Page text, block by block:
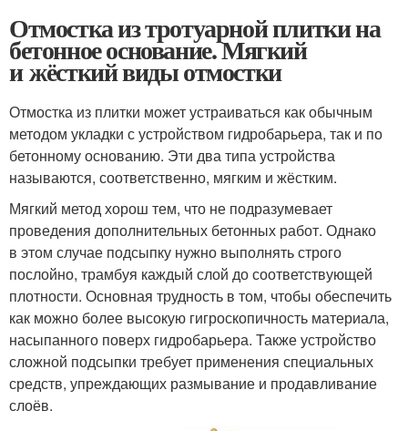
Отмостка из тротуарной плитки на
бетонное основание. Мягкий
и жёсткий виды отмостки
Отмостка из плитки может устраиваться как обычным
методом укладки с устройством гидробарьера, так и по
бетонному основанию. Эти два типа устройства
называются, соответственно, мягким и жёстким.
Мягкий метод хорош тем, что не подразумевает
проведения дополнительных бетонных работ. Однако
в этом случае подсыпку нужно выполнять строго
послойно, трамбуя каждый слой до соответствующей
плотности. Основная трудность в том, чтобы обеспечить
как можно более высокую гигроскопичность материала,
насыпанного поверх гидробарьера. Также устройство
сложной подсыпки требует применения специальных
средств, упреждающих размывание и продавливание
слоёв.